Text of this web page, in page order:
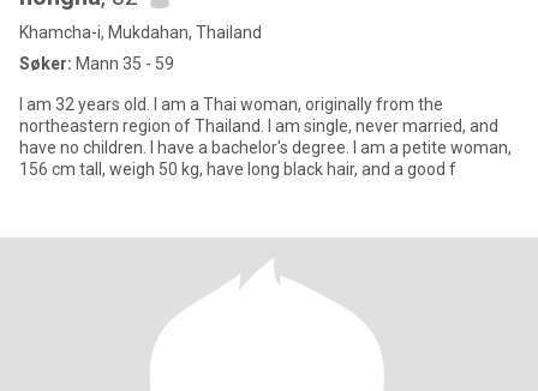
Khamcha-i, Mukdahan, Thailand
Søker: Mann 35 - 59
I am 32 years old. I am a Thai woman, originally from the
northeastern region of Thailand. I am single, never married, and
have no children. I have a bachelor's degree. I am a petite woman,
156 cm tall, weigh 50 kg, have long black hair, and a good f